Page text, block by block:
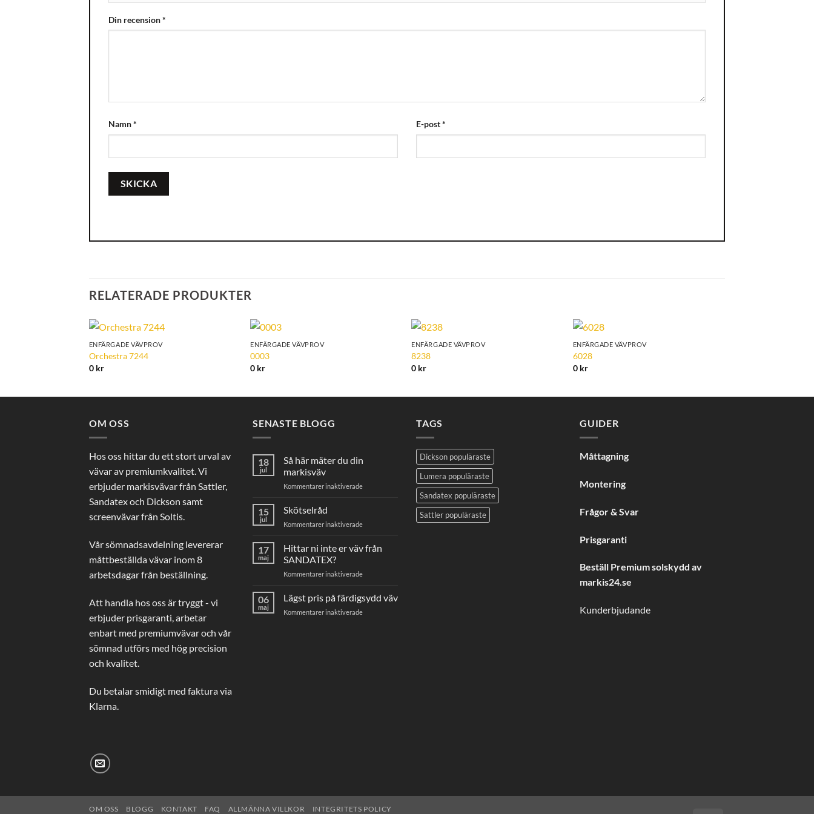
Din recension*
Namn* E-post*
RELATERADE PRODUKTER
ENFÄRGADE VÄVPROV
Orchestra 7244
0 kr
ENFÄRGADE VÄVPROV
0003
0 kr
ENFÄRGADE VÄVPROV
8238
0 kr
ENFÄRGADE VÄVPROV
6028
0 kr
OM OSS
Hos oss hittar du ett stort urval av
vävar av premiumkvalitet. Vi
erbjuder markisvävar från Sattler,
Sandatex och Dickson samt
screenvävar från Soltis.
Vår sömnadsavdelning levererar
måttbeställda vävar inom 8
arbetsdagar från beställning.
Att handla hos oss är tryggt - vi
erbjuder prisgaranti, arbetar
enbart med premiumvävar och vår
sömnad utförs med hög precision
och kvalitet.
Du betalar smidigt med faktura via
Klarna.
SENASTE BLOGG
18
jul
Så här mäter du din
markisväv
Kommentarer inaktiveradeför
du
markisväv
15
jul
Skötselråd
Kommentarer inaktiveradeför
17
maj
Hittar ni inte er väv från
SANDATEX?
Kommentarer inaktiveradeför
inte
er
06
maj
Lägst pris på färdigsydd väv
Kommentarer inaktiveradeför
TAGS
Dickson populäraste
Lumera populäraste
Sandatex populäraste
Sattler populäraste
GUIDER
Måttagning
Montering
Frågor & Svar
Prisgaranti
Beställ Premium solskydd av
markis24.se
Kunderbjudande
OM OSS BLOGG KONTAKT FAQ ALLMÄNNA VILLKOR INTEGRITETS POLICY